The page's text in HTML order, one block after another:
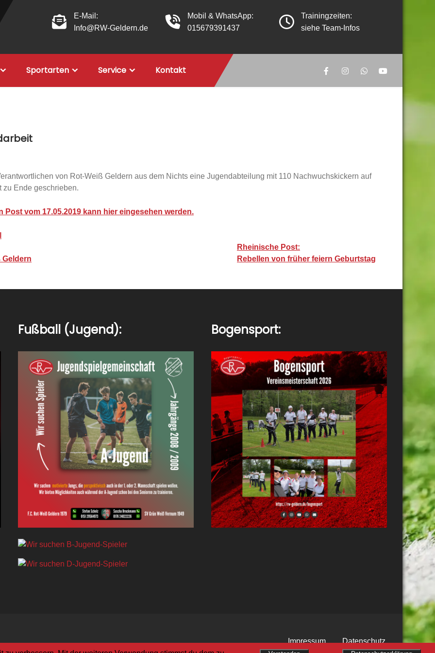
E-Mail:
Info@RW-Geldern.de
Mobil & WhatsApp:
015679391437
Trainingzeiten:
siehe Team-Infos
Sportarten Service Kontakt
von Rot-Weiß Geldern aus dem Nichts eine Jugendabteilung mit 110 Nachwuchskickern auf
zu Ende geschrieben.
vom 17.05.2019 kann hier eingesehen werden.
Geldern
Rheinische Post:
Rebellen von früher feiern Geburtstag
Fußball (Jugend): Bogensport:
Impressum
Datenschutz